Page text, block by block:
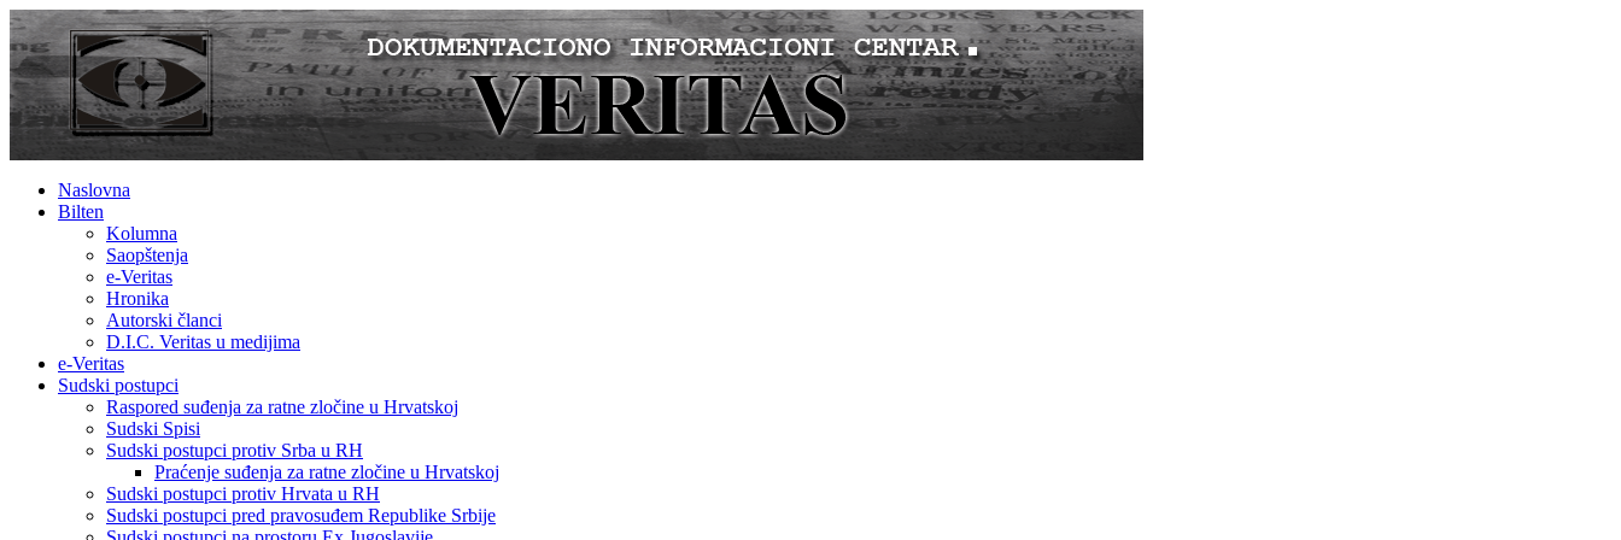
Naslovna
Bilten
Kolumna
Saopštenja
e-Veritas
Hronika
Autorski članci
D.I.C. Veritas u medijima
e-Veritas
Sudski postupci
Raspored suđenja za ratne zločine u Hrvatskoj
Sudski Spisi
Sudski postupci protiv Srba u RH
Praćenje suđenja za ratne zločine u Hrvatskoj
Sudski postupci protiv Hrvata u RH
Sudski postupci pred pravosuđem Republike Srbije